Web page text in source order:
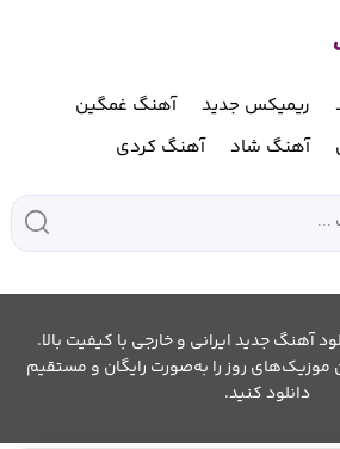
ریمیکس جدید
آهنگ غمگین
آهنگ شاد آهنگ کردی
آهنگ جدید ایرانی و خارجی با کیفیت بالا.
موزیک‌های روز را به‌صورت رایگان و مستقیم
دانلود کنید.